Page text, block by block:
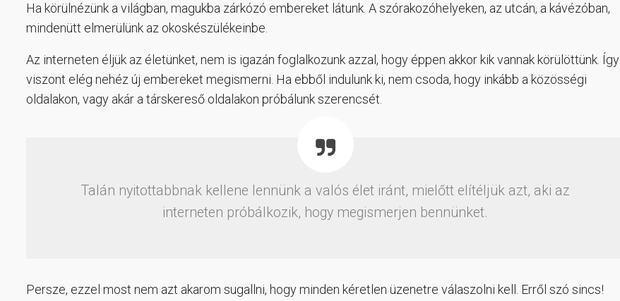
Ha körülnézünk a világban, magukba zárkózó embereket látunk. A szórakozóhelyeken, az utcán, a kávézóban,
mindenütt elmerülünk az okoskészülékeinbe.
Az interneten éljük az életünket, nem is igazán foglalkozunk azzal, hogy éppen akkor kik vannak körülöttünk. Így
viszont elég nehéz új embereket megismerni. Ha ebből indulunk ki, nem csoda, hogy inkább a közösségi
oldalakon, vagy akár a társkereső oldalakon próbálunk szerencsét.
Talán nyitottabbnak kellene lennünk a valós élet iránt, mielőtt elítéljük azt, aki az
interneten próbálkozik, hogy megismerjen bennünket.
Persze, ezzel most nem azt akarom sugallni, hogy minden kéretlen üzenetre válaszolni kell. Erről szó sincs!